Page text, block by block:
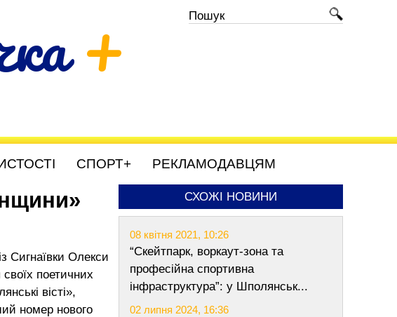
+
СПОРТ+ РЕКЛАМОДАВЦЯМ
Сигнаївки Олекси
поетичних
вісті»,
номер нового
СХОЖІ НОВИНИ
08 квітня 2021, 10:26
“Скейтпарк, воркаут-зона та
професійна спортивна
інфраструктура”: у Шполянськ...
02 липня 2024, 16:36